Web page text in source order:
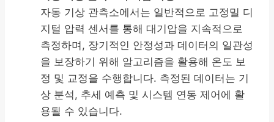
자동 기상 관측소에서는 일반적으로 고정밀 디
지털 압력 센서를 통해 대기압을 지속적으로
측정하며, 장기적인 안정성과 데이터의 일관성
을 보장하기 위해 알고리즘을 활용해 온도 보
정 및 교정을 수행합니다. 측정된 데이터는 기
상 분석, 추세 예측 및 시스템 연동 제어에 활
용될 수 있습니다.